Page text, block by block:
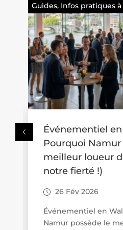
Guides,Infos pratiques à
Événementiel en
Pourquoi Namur
meilleur loueur de
notre fierté !)
26 Fév 2026
Événementiel en
Namur possède le